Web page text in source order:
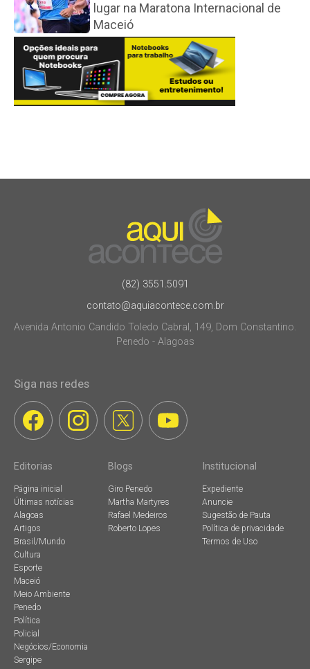
lugar na Maratona Internacional de
Maceió
(82) 3551.5091
contato@aquiacontece.com.br
Avenida Antonio Candido Toledo Cabral, 149, Dom Constantino.
Penedo - Alagoas
Siga nas redes
Editorias
Página inicial
Últimas notícias
Alagoas
Artigos
Brasil/Mundo
Cultura
Esporte
Maceió
Meio Ambiente
Penedo
Política
Policial
Negócios/Economia
Sergipe
Blogs
Giro Penedo
Martha Martyres
Rafael Medeiros
Roberto Lopes
Institucional
Expediente
Anuncie
Sugestão de Pauta
Política de privacidade
Termos de Uso